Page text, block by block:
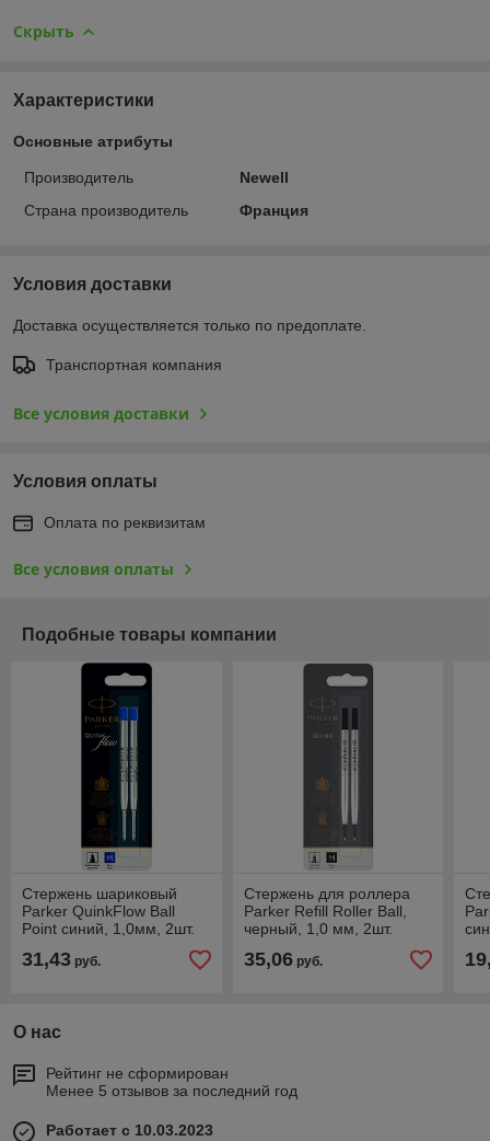
Скрыть
Характеристики
Основные атрибуты
Производитель
Newell
Страна производитель
Франция
Условия доставки
Доставка осуществляется только по предоплате.
Транспортная компания
Все условия доставки
Условия оплаты
Оплата по реквизитам
Все условия оплаты
Подобные товары компании
Стержень шариковый
Parker QuinkFlow Ball
Point синий, 1,0мм, 2шт.
31,43 руб.
Стержень для роллера
Parker Refill Roller Ball,
черный, 1,0 мм, 2шт.
35,06руб.
О нас
Рейтинг не сформирован
Менее 5 отзывов за последний год
Работает с 10.03.2023